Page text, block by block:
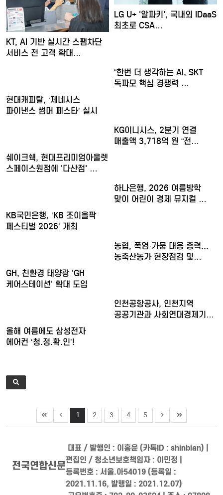
LG U+ '알파키', 국내외 IDaaS
최초로 CSA…
KT, AI 기반 실시간 스팸차단
서비스 전 고객 확대…
“한번 더 생각하는 AI, SKT
독파모 핵심 경쟁력 …
현대캐피탈, ‘제네시스
파이낸스 썸머 페스타’ 실시
KG이니시스, 2분기 연결
매출액 3,718억 원 “전…
쉐이크쉑, 현대프리미엄아울렛
스페이스원점에 '다산점' …
하나은행, 2026 여름방학
맞이 어린이 경제 뮤지컬 …
KB국민은행, ‘KB 조이올팍
페스티벌 2026’ 개최
농협, 폭염·가뭄 대응 총력...
농축산농가 현장점검 및…
GH, 친환경 태양광 'GH
케어스테이션' 확대 도입
인천공항공사, 인천지역
공공기관과 사회연대경제기업
올해 여름에도 삼성전자
에어컨 ‘청.정.확.인’!
1 2 3 4 5
전국연합신문
대표 / 발행인 : 이홍윤 (카톡ID : shinbian) |
편집인 / 청소년보호책임자 : 이민정 |
등록번호 : 서울.아54019 (등록일 :
2021.11.16, 발행일 : 2021.12.07)